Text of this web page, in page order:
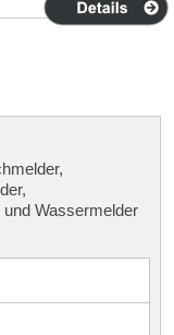
Wassermelder